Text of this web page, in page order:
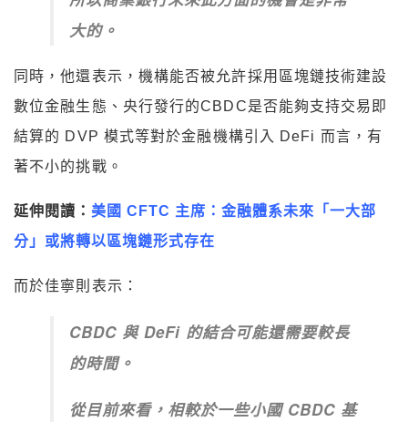
大的。
同時，他還表示，機構能否被允許採用區塊鏈技術建設
數位金融生態、央行發行的CBDC是否能夠支持交易即
結算的 DVP 模式等對於金融機構引入 DeFi 而言，有
著不小的挑戰。
延伸閱讀： 美國 CFTC 主席：金融體系未來「一大部
分」或將轉以區塊鏈形式存在
而於佳寧則表示：
CBDC 與 DeFi 的結合可能還需要較長
的時間。
從目前來看，相較於一些小國 CBDC 基